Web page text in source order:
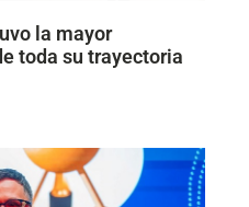
la mayor
toda su trayectoria